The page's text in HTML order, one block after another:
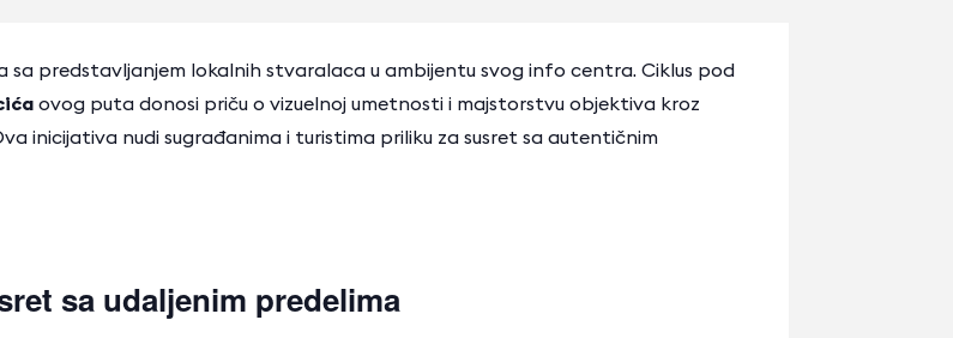
sa predstavljanjem lokalnih stvaralaca u ambijentu svog info centra. Ciklus pod
ovog puta donosi priču o vizuelnoj umetnosti i majstorstvu objektiva kroz
inicijativa nudi sugrađanima i turistima priliku za susret sa autentičnim
sa udaljenim predelima